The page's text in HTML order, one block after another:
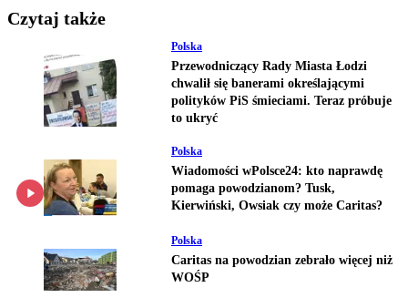
Czytaj także
Polska
Przewodniczący Rady Miasta Łodzi
chwalił się banerami określającymi
polityków PiS śmieciami. Teraz próbuje
to ukryć
Polska
Wiadomości wPolsce24: kto naprawdę
pomaga powodzianom? Tusk,
Kierwiński, Owsiak czy może Caritas?
Polska
Caritas na powodzian zebrało więcej niż
WOŚP